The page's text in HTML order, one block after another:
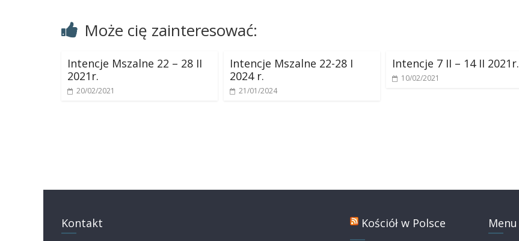
Może cię zainteresować:
Intencje Mszalne 22 – 28 II
2021r.
20/02/2021
Intencje Mszalne 22-28 I
2024 r.
21/01/2024
Intencje 7 II – 14 II 2021r.
10/02/2021
Kontakt Kościół w Polsce Menu